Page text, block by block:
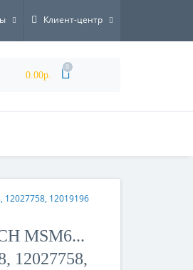
Клиент-центр
0.00р.
0
12027758, 12019196
MSM6...
12027758,